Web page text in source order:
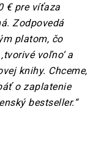
€ pre víťaza
Zodpovedá
platom, čo
voľno‘ a
knihy. Chceme,
o zaplatenie
bestseller.“